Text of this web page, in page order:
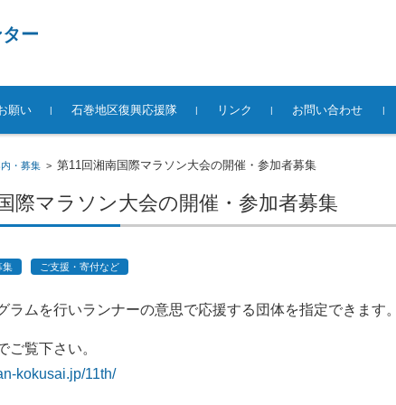
ー
願い 石巻地区復興応援隊 リンク お問い合わせ
・募集> 第11回湘南国際マラソン大会の開催・参加者募集
際マラソン大会の開催・参加者募集
集 ご支援・寄付など
ラムを行いランナーの意思で応援する団体を指定できます
ご覧下さい。
kokusai.jp/11th/